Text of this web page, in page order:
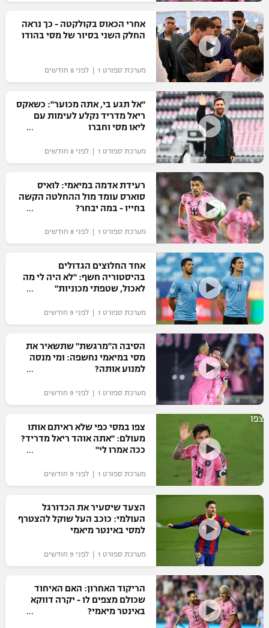
רשיון להקרנה פומבית לבית עסק
הצטרפות לחבילת הערוצים
לוח דרושים – ג'ובנט
תגיות
המגזין
אחרי הכאוס בקולקטה - כך נראה
החלק השני בסיור של מסי בהודו
מערכת ספורט 1 | לפני 8 חודשים
"אל תגע בי, אתה מכוער": כשאקס
ריאל מדריד נקלע לעימות עם
ליאו מסי וחברו
מערכת ספורט 1 | לפני 8 חודשים
רעידת אדמה במיאמי: לואיס
סוארס עומד מול ההחלטה הקשה
בחייו - במה יבחר?
מערכת ספורט 1 | לפני 8 חודשים
אחד החלוצים הגדולים
בהיסטוריה חשף: "לא היה לי מה
לאכול, שטפתי מכוניות"
מערכת ספורט 1 | לפני 9 חודשים
הסיבה ה"מרגשת" שתשאיר את
מסי במיאמי נחשפה: ומי מנסה
למנוע אותה?
מערכת ספורט 1 | לפני 9 חודשים
צפו
צפו במסי כפי שלא ראיתם אותו
מעולם: "אתה אוהד ריאל מדריד?
ככה אמרו לי"
מערכת ספורט 1 | לפני 9 חודשים
הצעד שיסעיר את הכדורגל
העולמי: כוכב העל שוקל להצטרף
למסי באינטר מיאמי
מערכת ספורט 1 | לפני 9 חודשים
הריקוד האחרון: האם האיחוד
שכולם מצפים לו - יקרה דווקא
באינטר מיאמי?